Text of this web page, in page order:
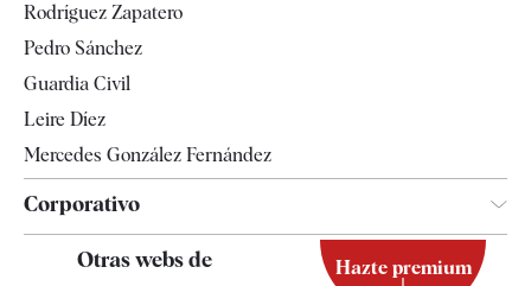
Televisión
Rodríguez Zapatero
Pedro Sánchez
Guardia Civil
Leire Díez
Mercedes González Fernández
Corporativo
Contacto
Otras webs de Hazte premium